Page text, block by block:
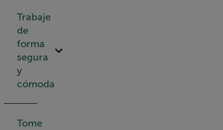
Trabaje
de
forma
segura
y
cómoda
Tome